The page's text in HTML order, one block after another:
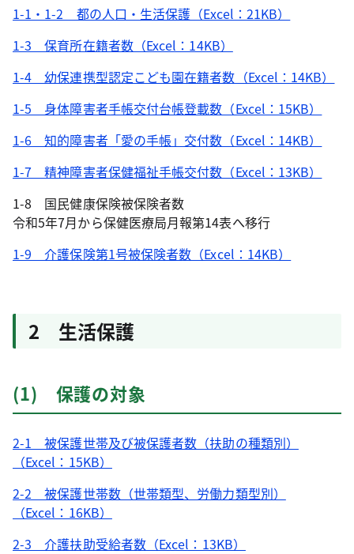
1-1・1-2 都の人口・生活保護（Excel：21KB）
1-3 保育所在籍者数（Excel：14KB）
1-4 幼保連携型認定こども園在籍者数（Excel：14KB）
1-5 身体障害者手帳交付台帳登載数（Excel：15KB）
1-6 知的障害者「愛の手帳」交付数（Excel：14KB）
1-7 精神障害者保健福祉手帳交付数（Excel：13KB）
1-8 国民健康保険被保険者数
令和5年7月から保健医療局月報第14表へ移行
1-9 介護保険第1号被保険者数（Excel：14KB）
2 生活保護
(1) 保護の対象
2-1 被保護世帯及び被保護者数（扶助の種類別）
（Excel：15KB）
2-2 被保護世帯数（世帯類型、労働力類型別）
（Excel：16KB）
2-3 介護扶助受給者数（Excel：13KB）